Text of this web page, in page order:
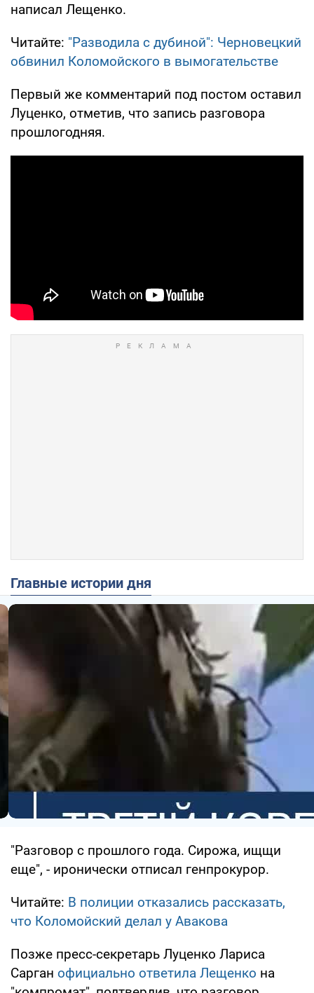
написал Лещенко.
Читайте: "Разводила с дубиной": Черновецкий
обвинил Коломойского в вымогательстве
Первый же комментарий под постом оставил
Луценко, отметив, что запись разговора
прошлогодняя.
Главные истории дня
"Разговор с прошлого года. Сирожа, ищщи
еще", - иронически отписал генпрокурор.
Читайте: В полиции отказались рассказать,
что Коломойский делал у Авакова
Позже пресс-секретарь Луценко Лариса
Сарган официально ответила Лещенко на